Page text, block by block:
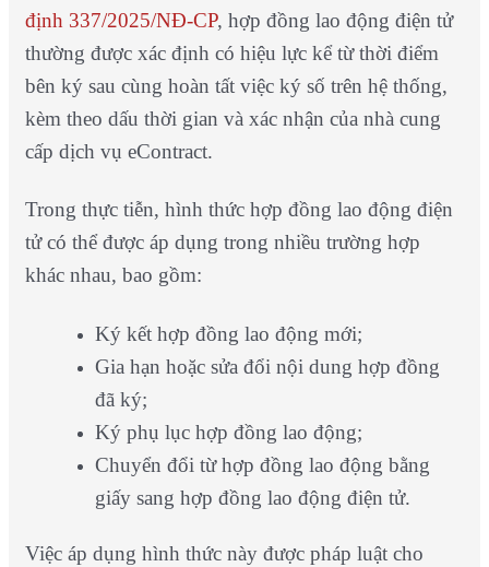
định 337/2025/NĐ-CP, hợp đồng lao động điện tử
thường được xác định có hiệu lực kể từ thời điểm
bên ký sau cùng hoàn tất việc ký số trên hệ thống,
kèm theo dấu thời gian và xác nhận của nhà cung
cấp dịch vụ eContract.
Trong thực tiễn, hình thức hợp đồng lao động điện
tử có thể được áp dụng trong nhiều trường hợp
khác nhau, bao gồm:
Ký kết hợp đồng lao động mới;
Gia hạn hoặc sửa đổi nội dung hợp đồng
đã ký;
Ký phụ lục hợp đồng lao động;
Chuyển đổi từ hợp đồng lao động bằng
giấy sang hợp đồng lao động điện tử.
Việc áp dụng hình thức này được pháp luật cho